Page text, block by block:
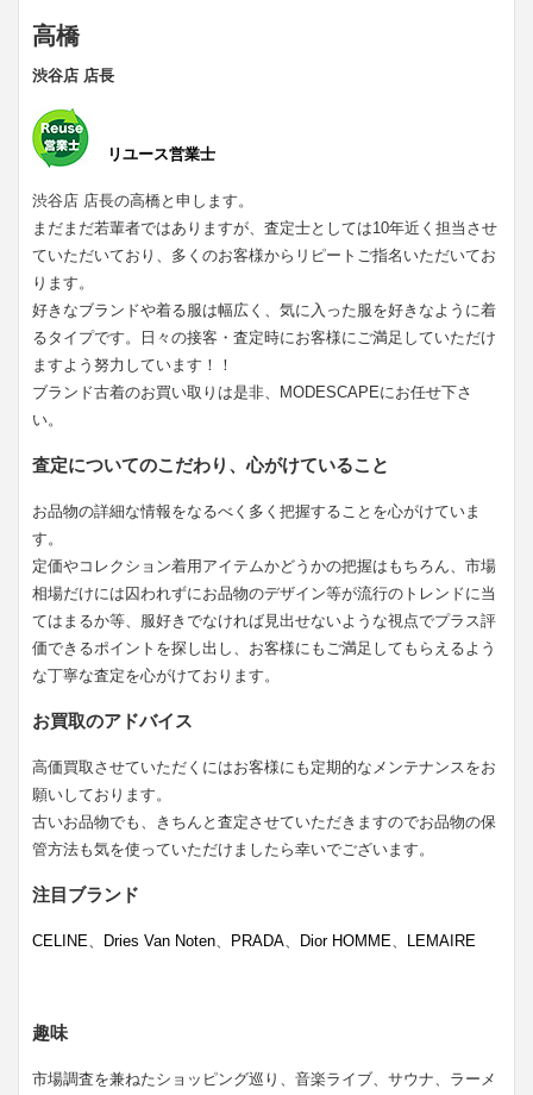
高橋
渋谷店 店長
リユース営業士
渋谷店 店長の高橋と申します。
まだまだ若輩者ではありますが、査定士としては10年近く担当させ
ていただいており、多くのお客様からリピートご指名いただいてお
ります。
好きなブランドや着る服は幅広く、気に入った服を好きなように着
るタイプです。日々の接客・査定時にお客様にご満足していただけ
ますよう努力しています！！
ブランド古着のお買い取りは是非、MODESCAPEにお任せ下さ
い。
査定についてのこだわり、心がけていること
お品物の詳細な情報をなるべく多く把握することを心がけていま
す。
定価やコレクション着用アイテムかどうかの把握はもちろん、市場
相場だけには囚われずにお品物のデザイン等が流行のトレンドに当
てはまるか等、服好きでなければ見出せないような視点でプラス評
価できるポイントを探し出し、お客様にもご満足してもらえるよう
な丁寧な査定を心がけております。
お買取のアドバイス
高価買取させていただくにはお客様にも定期的なメンテナンスをお
願いしております。
古いお品物でも、きちんと査定させていただきますのでお品物の保
管方法も気を使っていただけましたら幸いでございます。
注目ブランド
CELINE、 Dries Van Noten、 PRADA、 Dior HOMME、 LEMAIRE
趣味
市場調査を兼ねたショッピング巡り、音楽ライブ、サウナ、ラーメ